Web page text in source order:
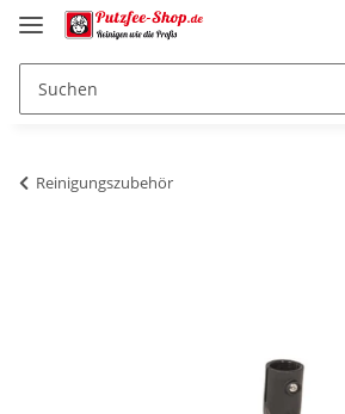
Reinigungszubehör